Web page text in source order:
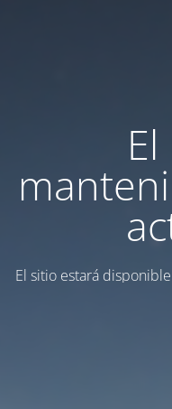
El sitio estará disponible